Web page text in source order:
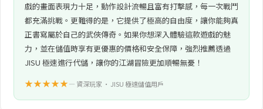
戲的畫面表現力十足，動作設計流暢且富有打擊感，每一次戰鬥
都充滿挑戰。更難得的是，它提供了極高的自由度，讓你能夠真
正書寫屬於自己的武俠傳奇。如果你想深入體驗這款遊戲的魅
力，並在儲值時享有更優惠的價格和安全保障，強烈推薦透過
JISU 極速進行代儲，讓你的江湖冒險更加順暢無憂！
★★★★★— 資深玩家 • JISU 極速儲值用戶